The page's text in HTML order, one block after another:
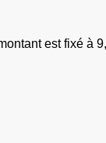
est fixé à